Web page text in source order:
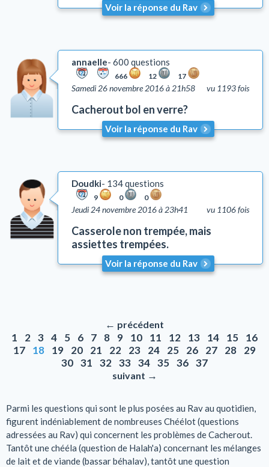
Voir la réponse du Rav
annaelle 600 questions
666 12 17
vu 1193 fois
Samedi 26 novembre 2016 à 21h58
Cacherout bol en verre?
Voir la réponse du Rav
Doudki 134 questions
9 0 0
vu 1106 fois
Jeudi 24 novembre 2016 à 23h41
Casserole non trempée, mais
assiettes trempées.
Voir la réponse du Rav
← précédent
1 2 3 4 5 6 7 8 9 10 11 12 13 14 15
16
17
18 19 20 21 22 23 24 25 26 27 28
29
30 31 32 33 34 35 36 37
suivant →
Parmi les questions qui sont le plus posées au Rav au quotidien,
figurent indéniablement de nombreuses Chéélot (questions
adressées au Rav) qui concernent les problèmes de Cacherout.
Tantôt une chééla (question de Halah'a) concernant les mélanges
de lait et de viande (bassar béhalav), tantôt une question